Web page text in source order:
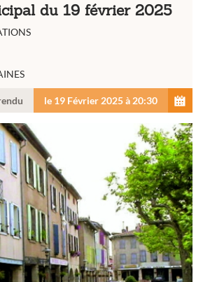
du 19 février 2025
des tarifs 2025
le 19 Février 2025 à 20:30